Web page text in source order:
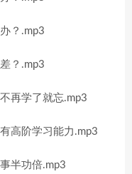
？.mp3
？.mp3
再学了就忘.mp3
高阶学习能力.mp3
半功倍.mp3